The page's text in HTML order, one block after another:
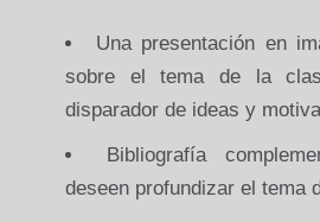
Una presentación en
sobre el tema de la
disparador de ideas y
Bibliografía
deseen profundizar el tema